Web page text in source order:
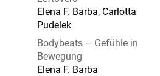
Elena F. Barba, Carlotta
Pudelek
Bodybeats – Gefühle in
Bewegung
Elena F. Barba